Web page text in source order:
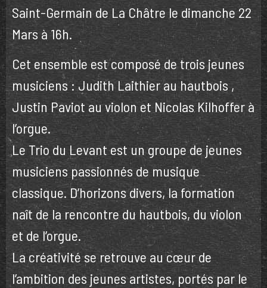
Saint-Germain de La Châtre le dimanche 22
Mars à 16h.
Cet ensemble est composé de trois jeunes
musiciens : Judith Laithier au hautbois ,
Justin Paviot au violon et Nicolas Kilhoffer à
l’orgue.
Le Trio du Levant est un groupe de jeunes
musiciens passionnés de musique
classique. D’horizons divers, la formation
naît de la rencontre du hautbois, du violon
et de l’orgue.
La créativité se retrouve au cœur de
l’ambition des jeunes artistes, portés par le